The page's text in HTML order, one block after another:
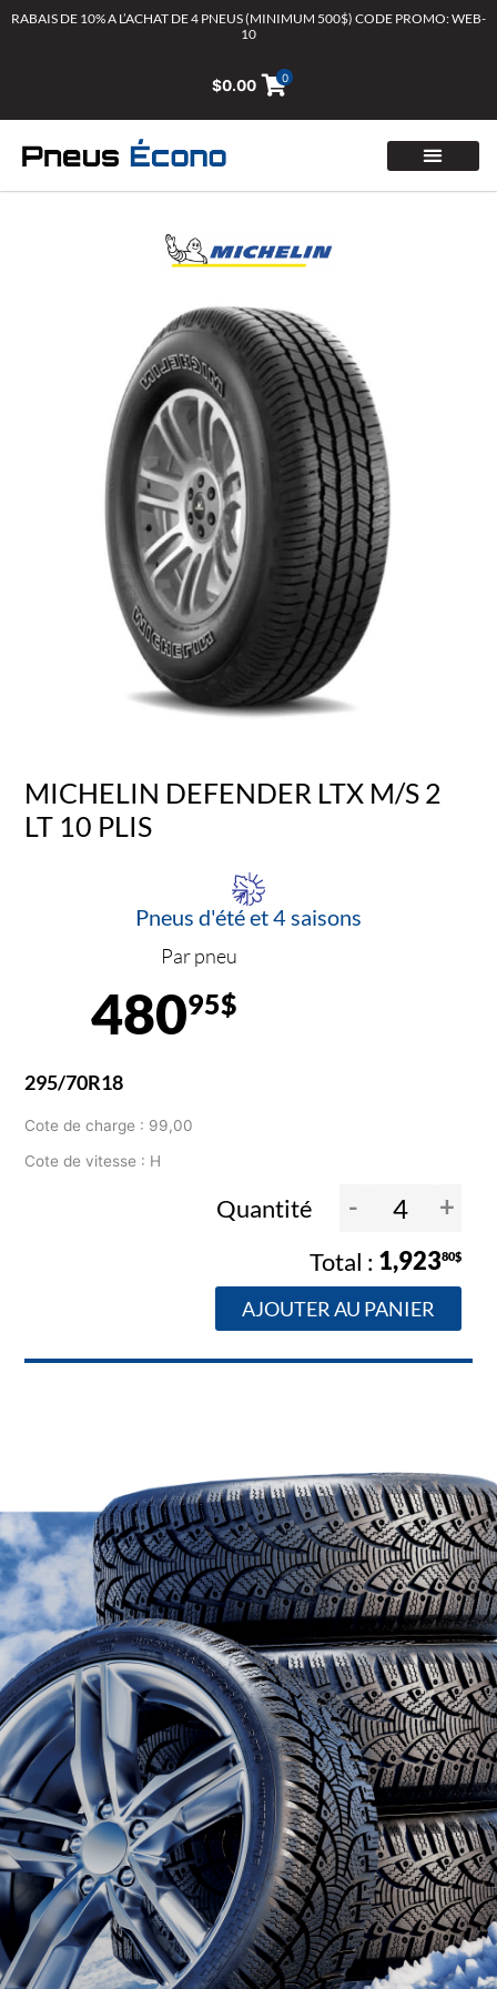
AllerRABAIS DE 10% A L’ACHAT DE 4 PNEUS (MINIMUM 500$) CODE PROMO: WEB-
10
$0.00 0
MICHELIN DEFENDER LTX M/S 2
LT 10 PLIS
Pneus d'été et 4 saisons
Par pneu
48095$
295/70R18
Cote de charge : 99,00
Cote de vitesse : H
Quantité - +
1,92380$
AJOUTER AU PANIER